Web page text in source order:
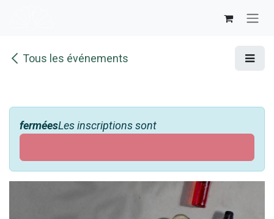
Tous les événements
ferméesLes inscriptions sont